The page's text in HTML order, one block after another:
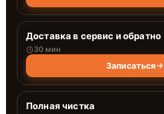
Доставка в сервис и обратно
30 мин
Записаться
Полная чистка